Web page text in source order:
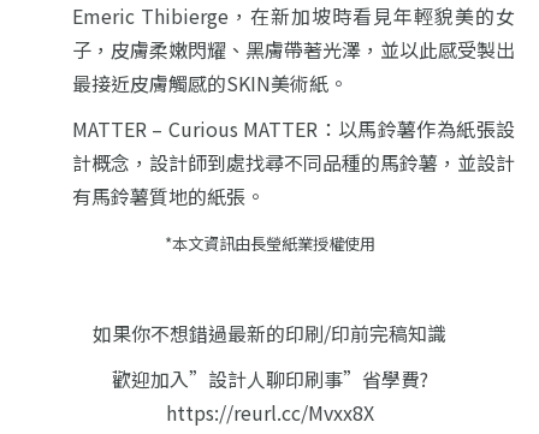
Emeric Thibierge，在新加坡時看見年輕貌美的女
子，皮膚柔嫩閃耀、黑膚帶著光澤，並以此感受製出
最接近皮膚觸感的SKIN美術紙。
MATTER – Curious MATTER：以馬鈴薯作為紙張設
計概念，設計師到處找尋不同品種的馬鈴薯，並設計
有馬鈴薯質地的紙張。
*本文資訊由長瑩紙業授權使用
如果你不想錯過最新的印刷/印前完稿知識
歡迎加入”設計人聊印刷事”省學費?
https://reurl.cc/Mvxx8X